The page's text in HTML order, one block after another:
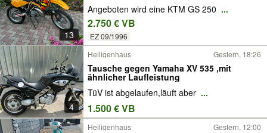
13
Angeboten wird eine KTM GS 250 ...
2.750 € VB
EZ 09/1996
4
Heiligenhaus Gestern, 18:26
Tausche gegen Yamaha XV 535 ,mit
ähnlicher Laufleistung
TüV ist abgelaufen,läuft aber ...
1.500 € VB
Heiligenhaus Gestern, 12:00